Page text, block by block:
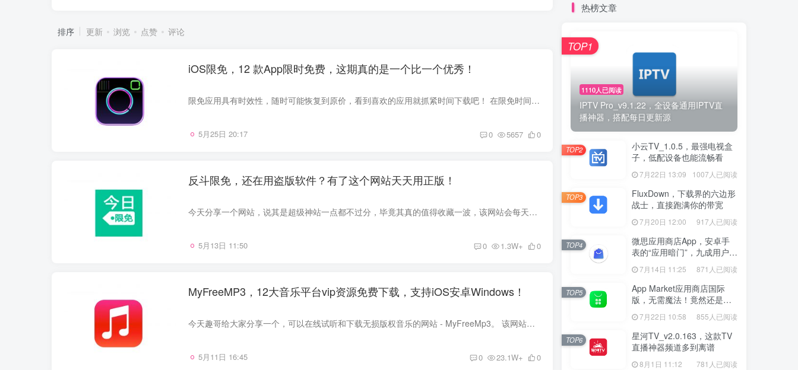
排序 更新 浏览 点赞 评论
iOS限免，12 款App限时免费，这期真的是一个比一个优秀！
限免应用具有时效性，随时可能恢复到原价，看到喜欢的应用就抓紧时间下载吧！ 在限免时间段内免费下载后，就算该应用在以后涨成天价，你以后都可以免费下载！下载前请仔细核对价格！避免产生不...
5月25日 20:17 0 5657 0
反斗限免，还在用盗版软件？有了这个网站天天用正版！
今天分享一个网站，说其是超级神站一点都不过分，毕竟其真的值得收藏一波，该网站会每天更新超多的限免资源。 01 反斗限免 （全平台） 反斗限免里面收录了很多限免信息，包括iOS，安...
5月13日 11:50 0 1.3W+ 0
MyFreeMP3，12大音乐平台vip资源免费下载，支持iOS安卓Windows！
今天趣哥给大家分享一个，可以在线试听和下载无损版权音乐的网站 - MyFreeMp3。 该网站几乎涵盖了各大热门音乐App的歌曲，最为关键的是它不需要下载任何App，随时随地打开网址就可以试听和下载...
5月11日 16:45 0 23.1W+ 0
热榜文章
1110人已阅读
IPTV Pro_v9.1.22，全设备通用IPTV直
播神器，搭配每日更新源
TOP1
小云TV_1.0.5，最强电视盒
子，低配设备也能流畅看
7月22日 13:09 1007人已阅读
TOP2
FluxDown，下载界的六边形
战士，直接跑满你的带宽
7月20日 12:00 917人已阅读
TOP3
微思应用商店App，安卓手
表的“应用暗门”，九成用户还
没发现
7月14日 11:25 871人已阅读
TOP4
App Market应用商店国际
版，无需魔法！竟然还是大
厂出品？
7月22日 10:58 855人已阅读
TOP5
星河TV_v2.0.163，这款TV
直播神器频道多到离谱
8月1日 11:12 781人已阅读
TOP6